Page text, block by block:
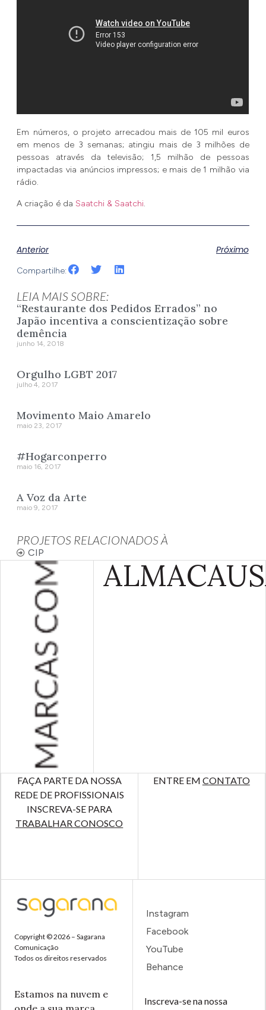
Em números, o projeto arrecadou mais de 105 mil euros
em menos de 3 semanas; atingiu mais de 3 milhões de
pessoas através da televisão; 1,5 milhão de pessoas
impactadas via anúncios impressos; e mais de 1 milhão via
rádio.
A criação é da Saatchi & Saatchi.
Anterior Próximo
Compartilhe:
LEIA MAIS SOBRE:
“Restaurante dos Pedidos Errados” no
Japão incentiva a conscientização sobre
demência
junho 14, 2018
Orgulho LGBT 2017
julho 4, 2017
Movimento Maio Amarelo
maio 23, 2017
#Hogarconperro
maio 16, 2017
A Voz da Arte
maio 9, 2017
PROJETOS RELACIONADOS À
CIP
ALMA
FAÇA PARTE DA NOSSA
REDE DE PROFISSIONAIS
INSCREVA-SE PARA
TRABALHAR CONOSCO
ENTRE EM CONTATO
Copyright © 2026 – Sagarana
Comunicação
Todos os direitos reservados
Estamos na nuvem e
Instagram
Facebook
YouTube
Behance
Inscreva-se na nossa